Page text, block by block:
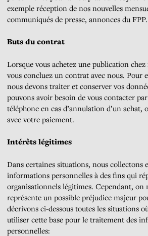
exemple réception de nos nouvelles
communiqués de presse, annonces du FPP.
Buts du contrat
Lorsque vous achetez une publication
vous concluez un contrat avec nous. Pour
nous devons traiter et conserver vos
pouvons avoir besoin de vous contacter
téléphone en cas d’annulation d’un achat,
avec votre paiement.
Intérêts légitimes
Dans certaines situations, nous collectons
informations personnelles à des fins qui
organisationnels légitimes. Cependant, on
représente un possible préjudice majeur
décrivons ci-dessous toutes les situations
utiliser cette base pour le traitement des
personnelles: